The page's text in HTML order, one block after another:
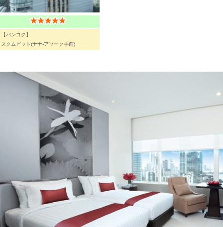
【バンコク】
スクムビット(ナナ-アソーク手前)